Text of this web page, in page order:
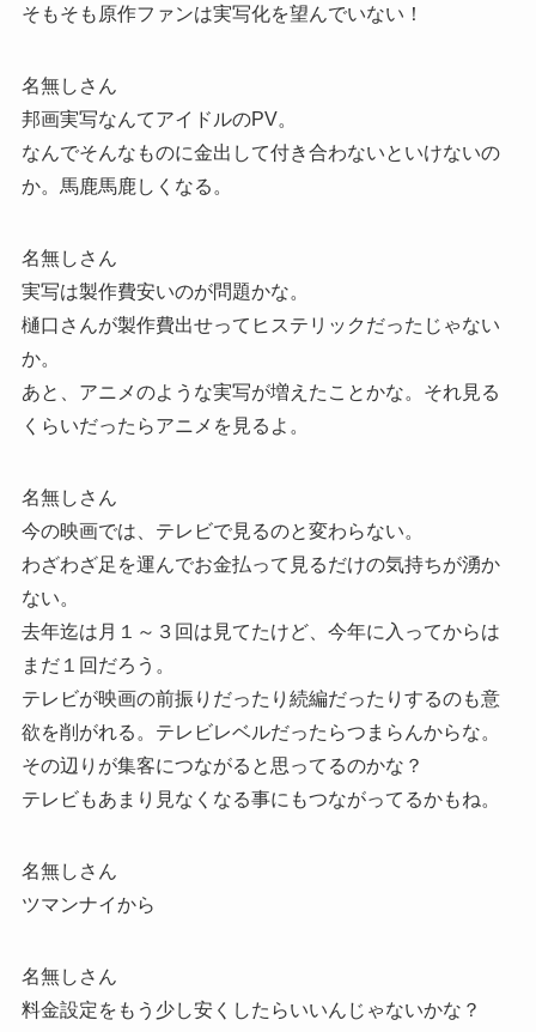
そもそも原作ファンは実写化を望んでいない！
名無しさん
邦画実写なんてアイドルのPV。
なんでそんなものに金出して付き合わないといけないの
か。馬鹿馬鹿しくなる。
名無しさん
実写は製作費安いのが問題かな。
樋口さんが製作費出せってヒステリックだったじゃない
か。
あと、アニメのような実写が増えたことかな。それ見る
くらいだったらアニメを見るよ。
名無しさん
今の映画では、テレビで見るのと変わらない。
わざわざ足を運んでお金払って見るだけの気持ちが湧か
ない。
去年迄は月１～３回は見てたけど、今年に入ってからは
まだ１回だろう。
テレビが映画の前振りだったり続編だったりするのも意
欲を削がれる。テレビレベルだったらつまらんからな。
その辺りが集客につながると思ってるのかな？
テレビもあまり見なくなる事にもつながってるかもね。
名無しさん
ツマンナイから
名無しさん
料金設定をもう少し安くしたらいいんじゃないかな？